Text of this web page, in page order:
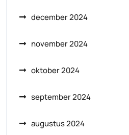
december 2024
november 2024
oktober 2024
september 2024
augustus 2024